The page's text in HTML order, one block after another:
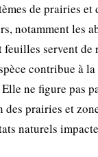
de prairies et
notamment les
servent de
contribue à
ne figure pas
prairies et
naturels